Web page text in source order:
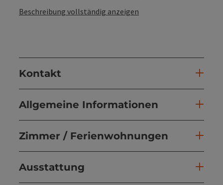
Beschreibung vollständig anzeigen
Kontakt
Allgemeine Informationen
Zimmer / Ferienwohnungen
Ausstattung